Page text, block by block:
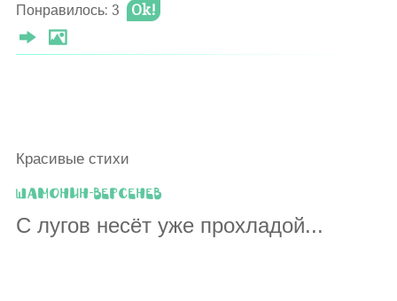
Понравилось: 3 Ok!
Красивые стихи
Шамонин-Версенев
С лугов несёт уже прохладой...